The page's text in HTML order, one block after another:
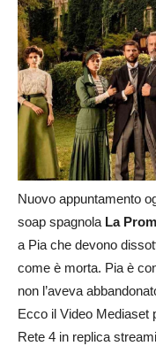
Nuovo appuntamento
soap spagnola La
a Pia che devono
come è morta. Pia è
non l’aveva
Ecco il Video Mediaset
Rete 4 in replica